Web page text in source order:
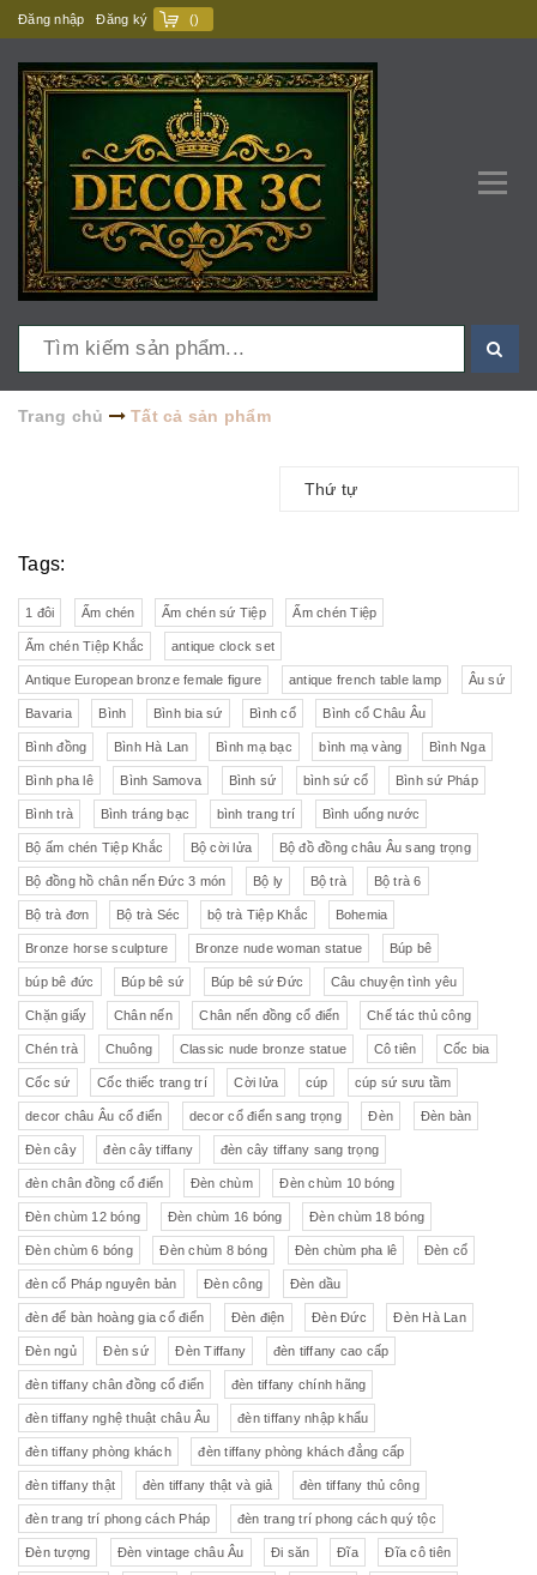
Đăng nhập Đăng ký ()
Trang chủ Tất cả sản phẩm
Thứ tự
Tags:
1 đôi Ấm chén Ấm chén sứ Tiệp Ấm chén Tiệp
Ấm chén Tiệp Khắc antique clock set
Antique European bronze female figure antique french table lamp Âu sứ
Bavaria Bình Bình bia sứ Bình cổ Bình cổ Châu Âu
Bình đồng Bình Hà Lan Bình mạ bạc bình mạ vàng Bình Nga
Bình pha lê Bình Samova Bình sứ bình sứ cổ Bình sứ Pháp
Bình trà Bình tráng bạc bình trang trí Bình uống nước
Bộ ấm chén Tiệp Khắc Bộ cời lửa Bộ đồ đồng châu Âu sang trọng
Bộ đồng hồ chân nến Đức 3 món Bộ ly Bộ trà Bộ trà 6
Bộ trà đơn Bộ trà Séc bộ trà Tiệp Khắc Bohemia
Bronze horse sculpture Bronze nude woman statue Búp bê
búp bê đức Búp bê sứ Búp bê sứ Đức Câu chuyện tình yêu
Chặn giấy Chân nến Chân nến đồng cổ điển Chế tác thủ công
Chén trà Chuông Classic nude bronze statue Cô tiên Cốc bia
Cốc sứ Cốc thiếc trang trí Cời lửa cúp cúp sứ sưu tầm
decor châu Âu cổ điển decor cổ điển sang trọng Đèn Đèn bàn
Đèn cây đèn cây tiffany đèn cây tiffany sang trọng
đèn chân đồng cổ điển Đèn chùm Đèn chùm 10 bóng
Đèn chùm 12 bóng Đèn chùm 16 bóng Đèn chùm 18 bóng
Đèn chùm 6 bóng Đèn chùm 8 bóng Đèn chùm pha lê Đèn cổ
đèn cổ Pháp nguyên bản Đèn công Đèn dầu
đèn để bàn hoàng gia cổ điển Đèn điện Đèn Đức Đèn Hà Lan
Đèn ngủ Đèn sứ Đèn Tiffany đèn tiffany cao cấp
đèn tiffany chân đồng cổ điển đèn tiffany chính hãng
đèn tiffany nghệ thuật châu Âu đèn tiffany nhập khẩu
đèn tiffany phòng khách đèn tiffany phòng khách đẳng cấp
đèn tiffany thật đèn tiffany thật và giả đèn tiffany thủ công
đèn trang trí phong cách Pháp đèn trang trí phong cách quý tộc
Đèn tượng Đèn vintage châu Âu Đi săn Đĩa Đĩa cô tiên